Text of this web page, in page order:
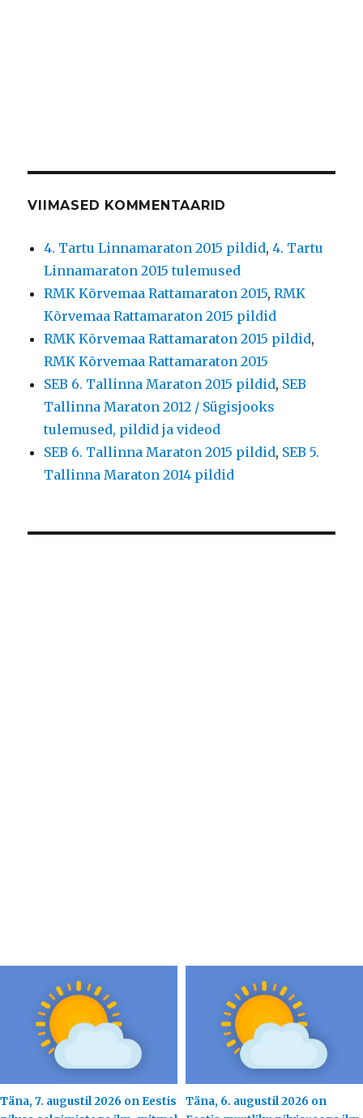
VIIMASED KOMMENTAARID
4. Tartu Linnamaraton 2015 pildid,4. Tartu
Linnamaraton 2015 tulemused
RMK Kõrvemaa Rattamaraton 2015,RMK
Kõrvemaa Rattamaraton 2015 pildid
RMK Kõrvemaa Rattamaraton 2015 pildid,
RMK Kõrvemaa Rattamaraton 2015
SEB 6. Tallinna Maraton 2015 pildid, SEB
Tallinna Maraton 2012 / Sügisjooks
tulemused, pildid ja videod
SEB 6. Tallinna Maraton 2015 pildid, SEB 5.
Tallinna Maraton 2014 pildid
Täna, 7. augustil 2026 on Eestis
Täna, 6. augustil 2026 on